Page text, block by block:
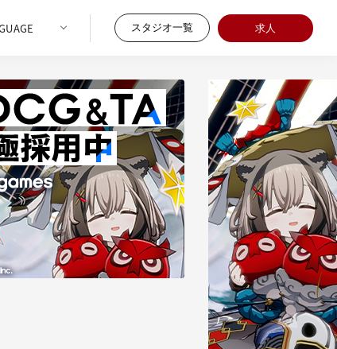
スタジオ一覧 求人